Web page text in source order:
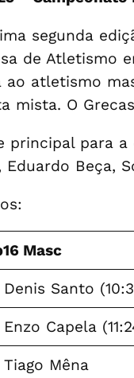
segunda
de Atletismo
ao atletismo
mista. O
principal para
Eduardo Beça,
Masc
Denis Santo
Enzo Capela
Mêna